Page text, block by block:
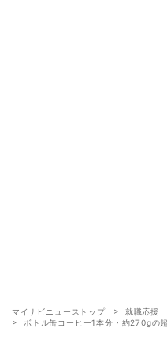
マイナビニューストップ 就職応援
ボトル缶コーヒー1本分・約270gの